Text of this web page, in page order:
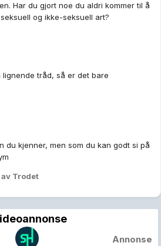
Har du gjort noe du aldri kommer til å
og ikke-seksuell art?
tråd, så er det bare
du kjenner, men som du kan godt si på
av Trodet
Annonse